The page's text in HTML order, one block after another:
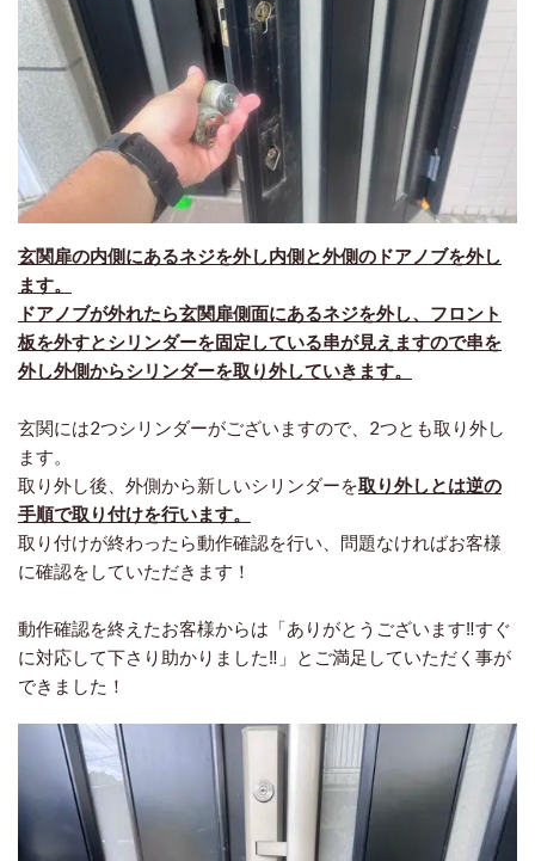
玄関扉の内側にあるネジを外し内側と外側のドアノブを外し
ます。
ドアノブが外れたら玄関扉側面にあるネジを外し、フロント
板を外すとシリンダーを固定している串が見えますので串を
外し外側からシリンダーを取り外していきます。
玄関には2つシリンダーがございますので、2つとも取り外し
ます。
取り外し後、外側から新しいシリンダーを取り外しとは逆の
手順で取り付けを行います。
取り付けが終わったら動作確認を行い、問題なければお客様
に確認をしていただきます！
動作確認を終えたお客様からは「ありがとうございます‼︎すぐ
に対応して下さり助かりました‼︎」とご満足していただく事が
できました！